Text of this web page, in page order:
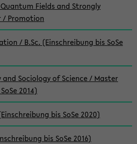
Fields and Strongly
Promotion
/ B.Sc. (Einschreibung bis SoSe
and Sociology of Science / Master
2014)
bis SoSe 2020)
bis SoSe 2016)